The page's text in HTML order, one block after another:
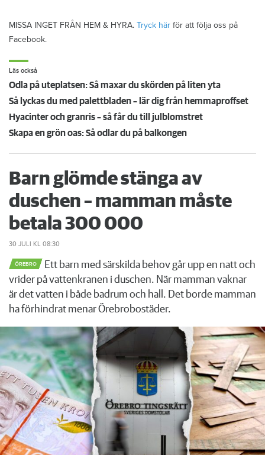
MISSA INGET FRÅN HEM & HYRA. Tryck här för att följa oss på
Facebook.
Läs också
Odla på uteplatsen: Så maxar du skörden på liten yta
Så lyckas du med palettbladen – lär dig från hemmaproffset
Hyacinter och granris – så får du till julblomstret
Skapa en grön oas: Så odlar du på balkongen
Barn glömde stänga av
duschen – mamman måste
betala 300 000
30 JULI KL 08:30
ÖREBRO
Ett barn med särskilda behov går upp en natt och
vrider på vattenkranen i duschen. När mamman vaknar
är det vatten i både badrum och hall. Det borde mamman
ha förhindrat menar Örebrobostäder.